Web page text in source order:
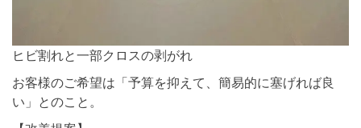
ヒビ割れと一部クロスの剥がれ
お客様のご希望は「予算を抑えて、簡易的に塞げれば良
い」とのこと。